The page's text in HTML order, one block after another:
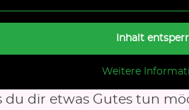
Inhalt
Weitere
du dir etwas Gutes tun